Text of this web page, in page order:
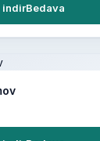
indirBedava